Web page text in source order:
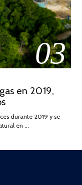
03
en 2019,
durante 2019 y se
en …